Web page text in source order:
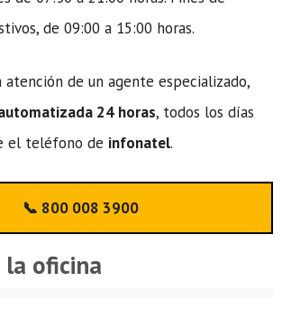
de 09:00 a 15:00 horas.
atención de un agente especializado,
24 horas, todos los días
el teléfono de infonatel.
📞 800 008 3900
oficina